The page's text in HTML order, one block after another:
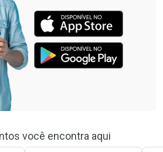
você encontra aqui